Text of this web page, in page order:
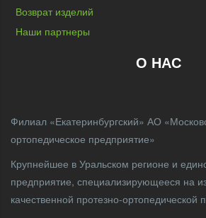
Возврат изделий
Наши партнеры
О НАС
Филиал «Екатеринбургский» АО
ортопедическое предприятие»
Крупнейшее в Уральском регионе и
предприятие, специализирующееся на
качественной протезно-ортопедической